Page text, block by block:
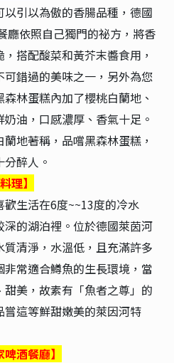
引以為傲的香腸品種，德國
廳依照自己獨門的祕方，將香
搭配酸菜和黃芥末醬食用，
錯過的美味之一，另外為您
林蛋糕內加了櫻桃白蘭地、
油，口感濃厚、香氣十足。
地著稱，品嚐黑森林蛋糕，
醉人。
理】
生活在6度~~13度的冷水
的湖泊裡。位於德國萊茵河
清淨，水溫低，且充滿許多
常適合鱒魚的生長環境，當
美，故素有「魚者之尊」的
這等鮮甜嫩美的萊因河特
酒餐廳】